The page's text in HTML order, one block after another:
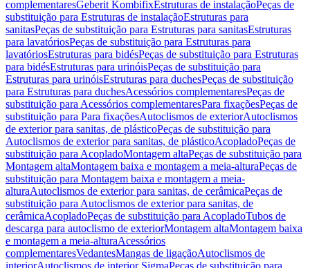
complementaresGeberit KombifixEstruturas de instalaçãoPeças de
substituição para Estruturas de instalaçãoEstruturas para
sanitasPeças de substituição para Estruturas para sanitasEstruturas
para lavatóriosPeças de substituição para Estruturas para
lavatóriosEstruturas para bidésPeças de substituição para Estruturas
para bidésEstruturas para urinóisPeças de substituição para
Estruturas para urinóisEstruturas para duchesPeças de substituição
para Estruturas para duchesAcessórios complementaresPeças de
substituição para Acessórios complementaresPara fixaçõesPeças de
substituição para Para fixaçõesAutoclismos de exteriorAutoclismos
de exterior para sanitas, de plásticoPeças de substituição para
Autoclismos de exterior para sanitas, de plásticoAcopladoPeças de
substituição para AcopladoMontagem altaPeças de substituição para
Montagem altaMontagem baixa e montagem a meia-alturaPeças de
substituição para Montagem baixa e montagem a meia-
alturaAutoclismos de exterior para sanitas, de cerâmicaPeças de
substituição para Autoclismos de exterior para sanitas, de
cerâmicaAcopladoPeças de substituição para AcopladoTubos de
descarga para autoclismo de exteriorMontagem altaMontagem baixa
e montagem a meia-alturaAcessórios
complementaresVedantesMangas de ligaçãoAutoclismos de
interiorAutoclismos de interior SigmaPeças de substituição para